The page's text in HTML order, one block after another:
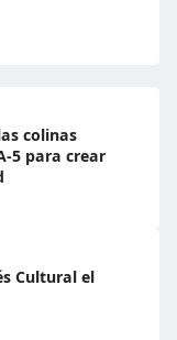
colinas
5 para crear
Cultural el